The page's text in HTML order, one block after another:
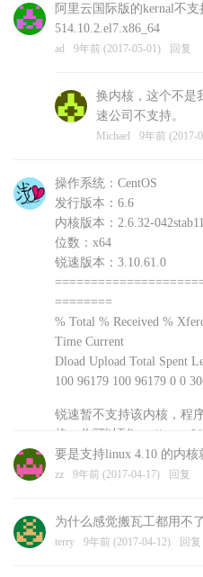
阿里云国际版的kernal不
514.10.2.el7.x86_64
ad 9年前 (2017-05-01) 回复
换内核，这个不是
速公司不支持。
Michael 9年前 (2017-
操作系统：CentOS
发行版本：6.6
内核版本：2.6.32-
位数：x64
锐速版本：3.10.61.0
========
% Total % Received %
Time Current
Dload Upload Total Spent
100 96179 100 96179 0 0
锐速暂不支持该内核，程
格，你可以到http://
手动下载安装文件尝试不
浅爱 9年前 (2017-04-18) 回复
要是支持linux 4.10 的内核
zz 9年前 (2017-04-17) 回复
为什么感觉搬瓦工都用不
terry 9年前 (2017-04-12) 回复